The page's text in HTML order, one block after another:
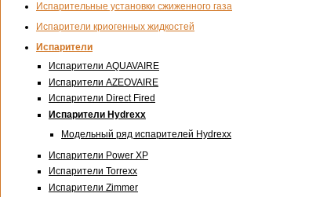
Испарительные установки сжиженного газа
Испарители криогенных жидкостей
Испарители
Испарители AQUAVAIRE
Испарители AZEOVAIRE
Испарители Direct Fired
Испарители Hydrexx
Модельный ряд испарителей Hydrexx
Испарители Power XP
Испарители Torrexx
Испарители Zimmer